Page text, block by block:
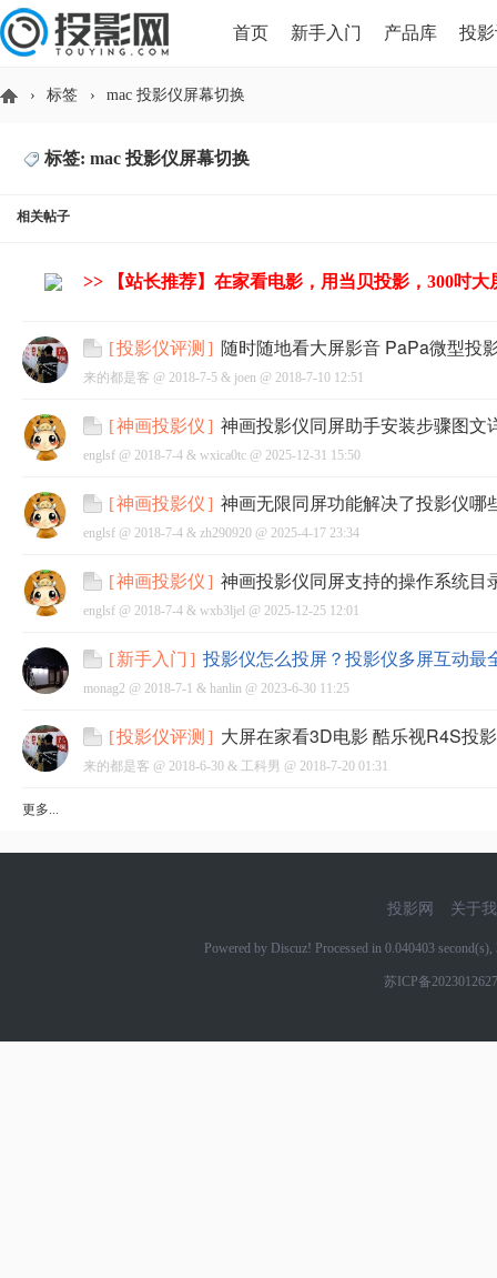
首页 新手入门 产品库 投
HDMI版本对比 导读
› 标签 › mac 投影仪屏幕切换
标签: mac 投影仪屏幕切换
相关帖子
>> 【站长推荐】在家看电影，用当贝投影，300吋
[投影仪评测 ] 随时随地看大屏影音 PaPa微型投
来的都是客 @ 2018-7-5 & joen @ 2018-7-10 12:51
[神画投影仪] 神画投影仪同屏助手安装步骤图文
englsf @ 2018-7-4 & wxica0tc @ 2025-12-31 15:50
[神画投影仪] 神画无限同屏功能解决了投影仪哪
englsf @ 2018-7-4 & zh290920 @ 2025-4-17 23:34
[神画投影仪] 神画投影仪同屏支持的操作系统目
englsf @ 2018-7-4 & wxb3ljel @ 2025-12-25 12:01
[新手入门 ] 投影仪怎么投屏？投影仪多屏互动最
monag2 @ 2018-7-1 & hanlin @ 2023-6-30 11:25
[投影仪评测 ] 大屏在家看3D电影 酷乐视R4S投
来的都是客 @ 2018-6-30 & 工科男 @ 2018-7-20 01:31
更多...
投影网 关于
Powered by Discuz! Processed in 0.040403
苏ICP备